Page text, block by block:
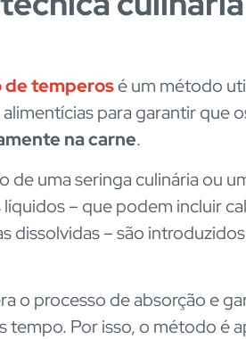
de temperosé um método
para garantir que
na carne.
de uma seringa culinária ou
– que podem incluir
dissolvidas – são
o processo de absorção e
tempo. Por isso, o método é